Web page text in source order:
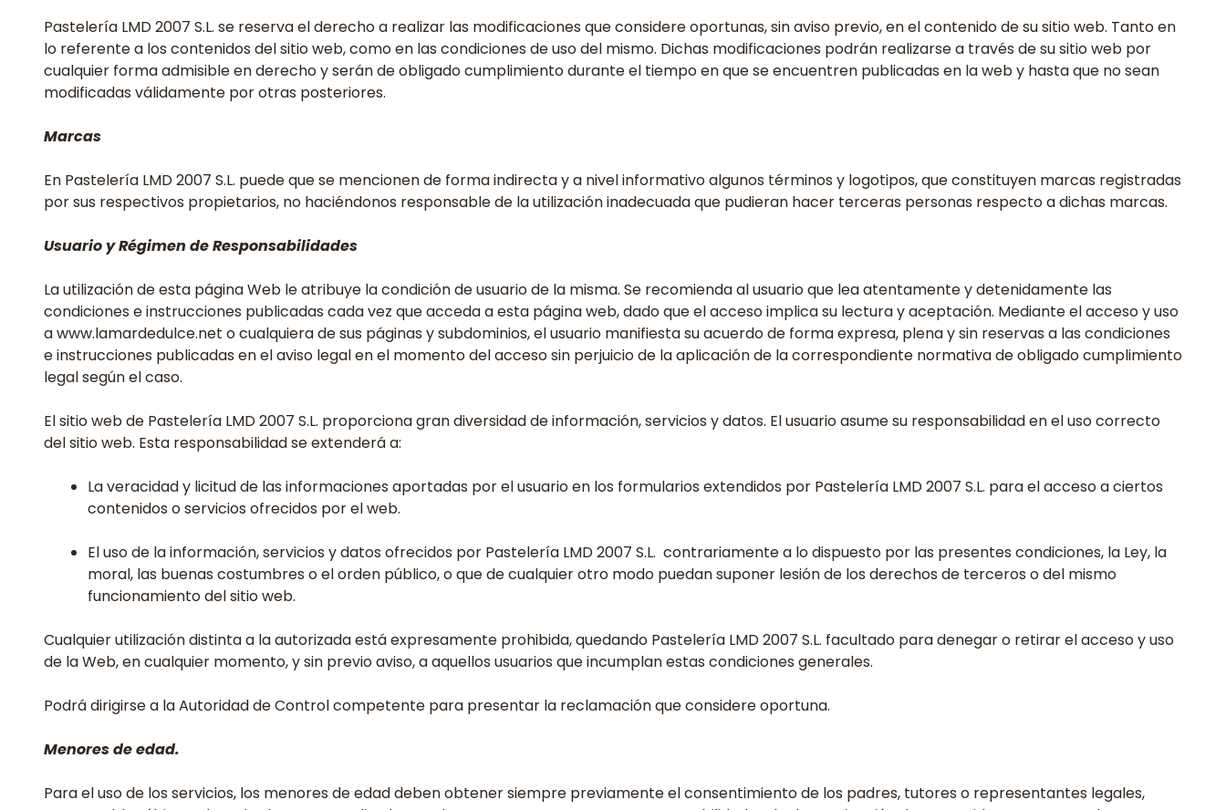
Pastelería LMD 2007 S.L. se reserva el derecho a realizar las modificaciones que considere oportunas, sin aviso previo, en el contenido de su sitio web. Tanto en
lo referente a los contenidos del sitio web, como en las condiciones de uso del mismo. Dichas modificaciones podrán realizarse a través de su sitio web por
cualquier forma admisible en derecho y serán de obligado cumplimiento durante el tiempo en que se encuentren publicadas en la web y hasta que no sean
modificadas válidamente por otras posteriores.
Marcas
En Pastelería LMD 2007 S.L. puede que se mencionen de forma indirecta y a nivel informativo algunos términos y logotipos, que constituyen marcas registradas
por sus respectivos propietarios, no haciéndonos responsable de la utilización inadecuada que pudieran hacer terceras personas respecto a dichas marcas.
Usuario y Régimen de Responsabilidades
La utilización de esta página Web le atribuye la condición de usuario de la misma. Se recomienda al usuario que lea atentamente y detenidamente las
condiciones e instrucciones publicadas cada vez que acceda a esta página web, dado que el acceso implica su lectura y aceptación. Mediante el acceso y uso
a www.lamardedulce.net o cualquiera de sus páginas y subdominios, el usuario manifiesta su acuerdo de forma expresa, plena y sin reservas a las condiciones
e instrucciones publicadas en el aviso legal en el momento del acceso sin perjuicio de la aplicación de la correspondiente normativa de obligado cumplimiento
legal según el caso.
El sitio web de Pastelería LMD 2007 S.L. proporciona gran diversidad de información, servicios y datos. El usuario asume su responsabilidad en el uso correcto
del sitio web. Esta responsabilidad se extenderá a:
La veracidad y licitud de las informaciones aportadas por el usuario en los formularios extendidos por Pastelería LMD 2007 S.L. para el acceso a ciertos
contenidos o servicios ofrecidos por el web.
El uso de la información, servicios y datos ofrecidos por Pastelería LMD 2007 S.L. contrariamente a lo dispuesto por las presentes condiciones, la Ley, la
moral, las buenas costumbres o el orden público, o que de cualquier otro modo puedan suponer lesión de los derechos de terceros o del mismo
funcionamiento del sitio web.
Cualquier utilización distinta a la autorizada está expresamente prohibida, quedando Pastelería LMD 2007 S.L. facultado para denegar o retirar el acceso y uso
de la Web, en cualquier momento, y sin previo aviso, a aquellos usuarios que incumplan estas condiciones generales.
Podrá dirigirse a la Autoridad de Control competente para presentar la reclamación que considere oportuna.
Menores de edad.
Para el uso de los servicios, los menores de edad deben obtener siempre previamente el consentimiento de los padres, tutores o representantes legales,